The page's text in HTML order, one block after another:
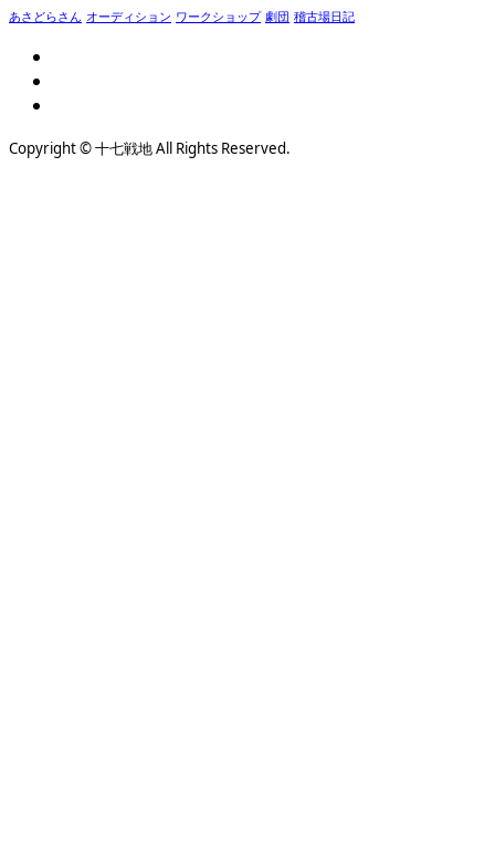
あさどらさん オーディション ワークショップ 劇団 稽古場日記
Copyright © 十七戦地 All Rights Reserved.